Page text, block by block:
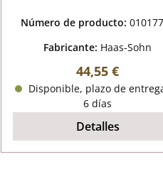
Número de producto:
Fabricante: Haas-Sohn
Precio normal:
44,55 €
Disponible, plazo de
6 días
Detalles